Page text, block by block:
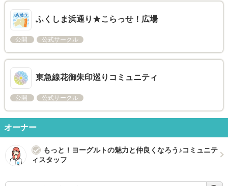
ふくしま浜通り★こらっせ！広場
公開 公式サークル
東急線花御朱印巡りコミュニティ
公開 公式サークル
オーナー
もっと！ヨーグルトの魅力と仲良くなろう♪コミュニテ
ィスタッフ